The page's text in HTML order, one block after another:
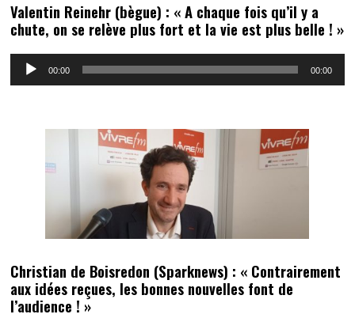
Valentin Reinehr (bègue) : « A chaque fois qu’il y a
chute, on se relève plus fort et la vie est plus belle ! »
Lecteur
00:00 00:00
Christian de Boisredon (Sparknews) : « Contrairement
aux idées reçues, les bonnes nouvelles font de
l’audience ! »